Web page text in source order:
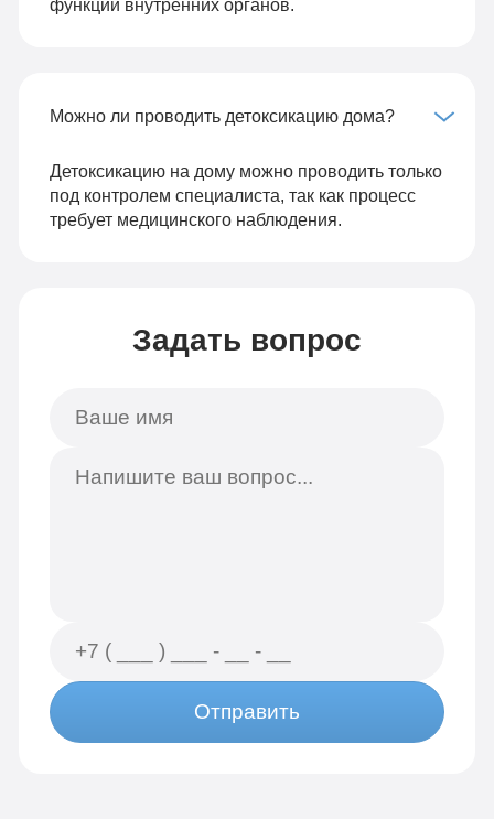
функций внутренних органов.
Можно ли проводить детоксикацию дома?
Детоксикацию на дому можно проводить только
под контролем специалиста, так как процесс
требует медицинского наблюдения.
Задать вопрос
Отправить